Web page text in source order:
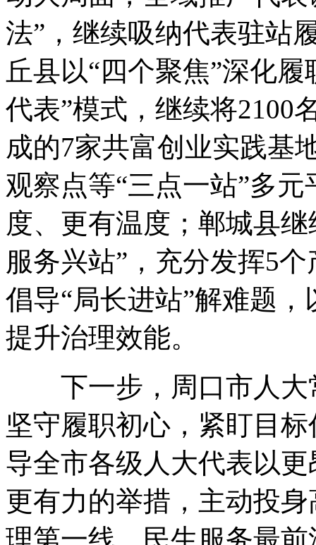
法” ， 继续吸纳代表驻站
丘县以“四个聚焦”深化履
代表”模式 ， 继续将2100
成的7家共富创业实践基
观察点等“三点一站”多元
度、更有温度 ； 郸城县继
服务兴站” ， 充分发挥5
倡导“局长进站”解难题 ，
提升治理效能。
下一步 ， 周口市人
坚守履职初心 ， 紧盯目
导全市各级人大代表以
更有力的举措 ， 主动投
理第一线、民生服务最前